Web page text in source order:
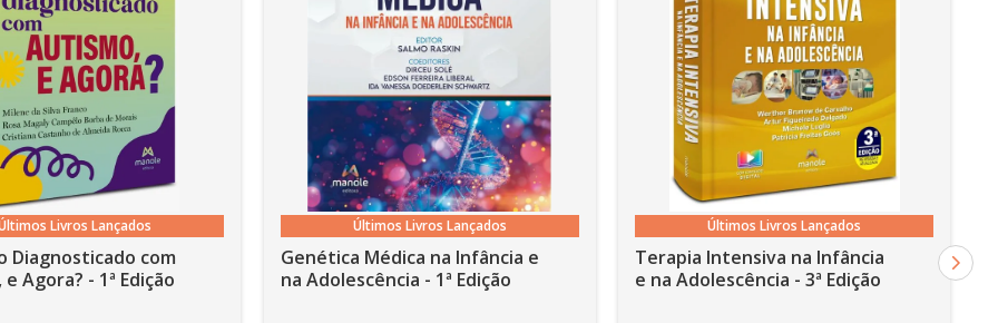
Livros Lançados
Diagnosticado com
Agora? - 1ª Edição
Últimos Livros Lançados
Genética Médica na Infância e
na Adolescência - 1ª Edição
Últimos Livros Lançados
Terapia Intensiva na Infância
e na Adolescência - 3ª Edição